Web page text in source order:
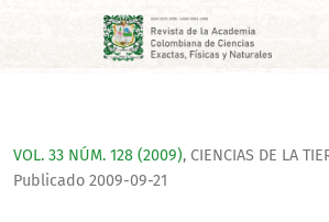
CLIMA DE OLEAJE EN EL PACÍFICO SUR
VOL. 33 NÚM. 128 (2009), CIENCIAS DE LA
Publicado 2009-09-21